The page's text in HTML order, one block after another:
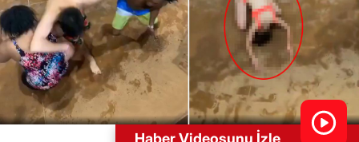
Haber Videosunu İzle